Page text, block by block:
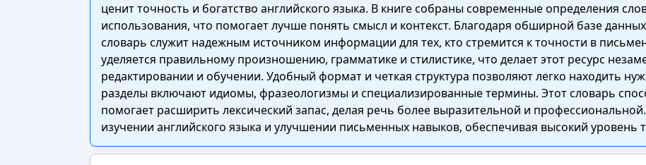
ценит точность и богатство английского языка. В книге собраны современные определения
использования, что помогает лучше понять смысл и контекст. Благодаря обширной базе
словарь служит надежным источником информации для тех, кто стремится к точности в
уделяется правильному произношению, грамматике и стилистике, что делает этот ресурс
редактировании и обучении. Удобный формат и четкая структура позволяют легко находить
разделы включают идиомы, фразеологизмы и специализированные термины. Этот словарь
помогает расширить лексический запас, делая речь более выразительной и
изучении английского языка и улучшении письменных навыков, обеспечивая высокий